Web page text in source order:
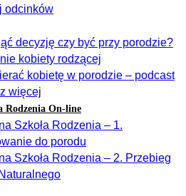
odcinków
decyzję czy być przy porodzie?
kobiety rodzącej
kobietę w porodzie – podcast
więcej
Rodzenia On-line
Szkoła Rodzenia – 1.
do porodu
Szkoła Rodzenia – 2. Przebieg